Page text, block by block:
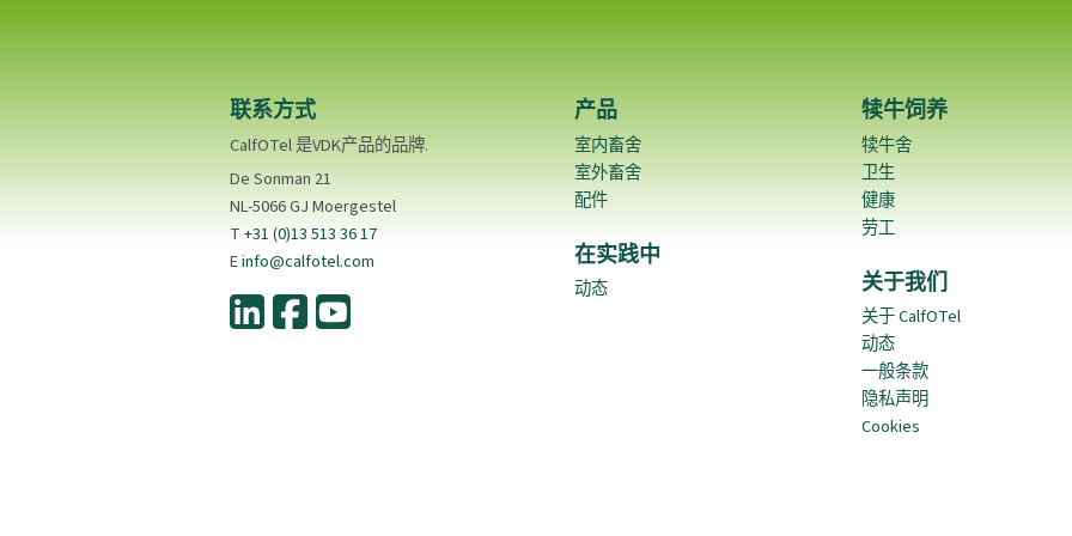
联系方式
CalfOTel 是VDK产品的品牌.
De Sonman 21
NL-5066 GJ Moergestel
T+31 (0)13 513 36 17
Einfo@calfotel.com
产品
室内畜舍
室外畜舍
配件
在实践中
动态
犊牛饲养
犊牛舍
卫生
健康
劳工
关于我们
关于 CalfOTel
动态
一般条款
隐私声明
Cookies